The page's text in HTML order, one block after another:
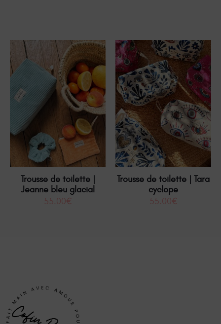
Trousse de toilette |
Jeanne bleu glacial
55.00€
Trousse de toilette | Tara
cyclope
55.00€